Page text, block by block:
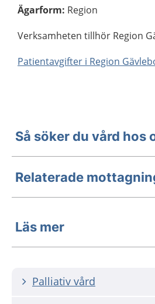
Ägarform: Region
Verksamheten tillhör Region
Patientavgifter i Region
Så söker du vård hos
Relaterade
Läs mer
Palliativ vård